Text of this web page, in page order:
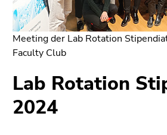
Sie diesen
Link.
Zur
(Zugriffstaste
2)
Zur
Lab Rotation
2024
Meeting der Lab Rotation
Faculty Club